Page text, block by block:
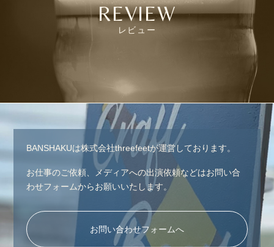
REVIEW
レビュー
BANSHAKUは株式会社threefeetが運営しております。
お仕事のご依頼、メディアへの出演依頼などはお問い合
わせフォームからお願いいたします。
お問い合わせフォームへ